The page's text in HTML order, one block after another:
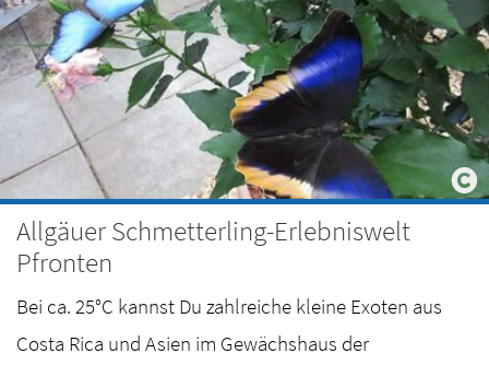
Allgäuer Schmetterling-Erlebniswelt
Pfronten
Bei ca. 25°C kannst Du zahlreiche kleine Exoten aus
Costa Rica und Asien im Gewächshaus der